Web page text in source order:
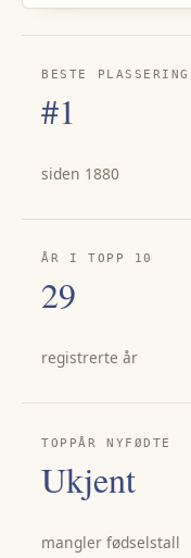
BESTE PLASSERING
#1
siden 1880
ÅR I TOPP 10
29
registrerte år
TOPPÅR NYFØDTE
Ukjent
mangler fødselstall